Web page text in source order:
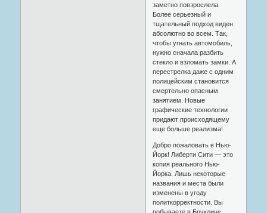
заметно повзрослела.
Более серьезный и
тщательный подход виден
абсолютно во всем. Так,
чтобы угнать автомобиль,
нужно сначала разбить
стекло и взломать замки. А
перестрелка даже с одним
полицейским становится
смертельно опасным
занятием. Новые
графические технологии
придают происходящему
еще больше реализма!
Добро пожаловать в Нью-
Йорк! Либерти Сити — это
копия реального Нью-
Йорка. Лишь некоторые
названия и места были
изменены в угоду
политкорректности. Вы
побываете в Бруклине,